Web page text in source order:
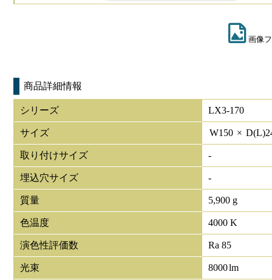
画像
商品詳細情報
シリーズ LX3-170
サイズ W150 × D(L)
取り付けサイズ -
埋込穴サイズ -
質量 5,900 g
色温度 4000 K
演色性評価数 Ra 85
光束 8000lm